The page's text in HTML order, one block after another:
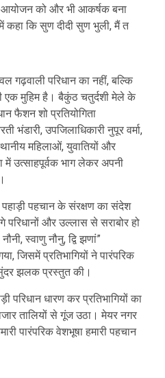
आयोजन को और भी आकर्षक बना
में कहा कि सुण दीदी सुण भुली, मैं त
गढ़वाली परिधान का नहीं, बल्कि
मुहिम है। बैकुंठ चतुर्दशी मेले के
फैशन शो प्रतियोगिता
भंडारी, उपजिलाधिकारी नुपूर वर्मा,
महिलाओं, युवातियों और
में उत्साहपूर्वक भाग लेकर अपनी
पहचान के संरक्षण का संदेश
परिधानों और उल्लास से सराबोर हो
स्वाणु नौनु, द्वि झणां”
जिसमें प्रतिभागियों ने पारंपरिक
झलक प्रस्तुत की।
परिधान धारण कर प्रतिभागियों का
तालियों से गूंज उठा। मेयर नगर
पारंपरिक वेशभूषा हमारी पहचान